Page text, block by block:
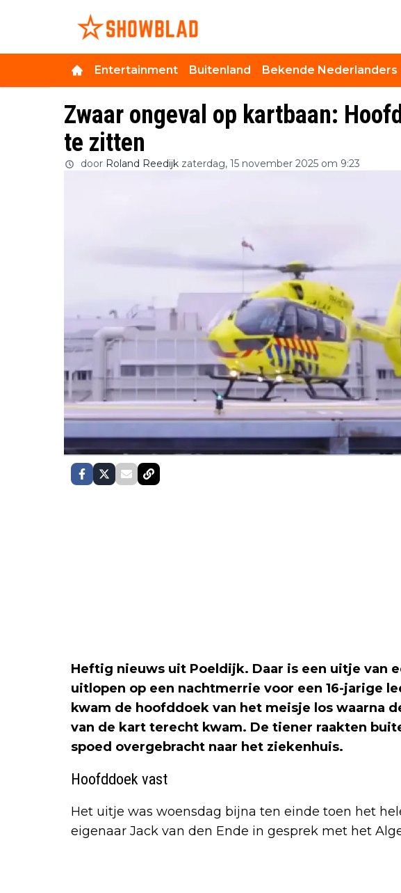
Entertainment Buitenland Bekende Nederlanders
Zwaar ongeval op kartbaan:
te zitten
door Roland Reedijk zaterdag, 15 november 2025 om 9:23
Heftig nieuws uit Poeldijk. Daar is een uitje van
uitlopen op een nachtmerrie voor een 16-jarige
kwam de hoofddoek van het meisje los waarna
van de kart terecht kwam. De tiener raakten
spoed overgebracht naar het ziekenhuis.
Hoofddoek vast
Het uitje was woensdag bijna ten einde toen het
eigenaar Jack van den Ende in gesprek met het